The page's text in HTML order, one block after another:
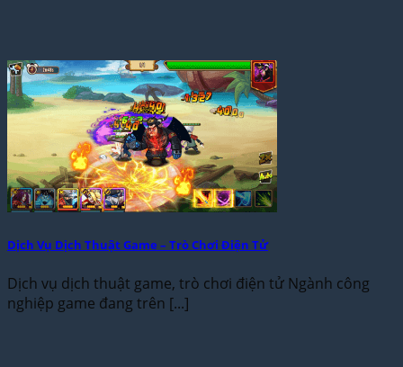
Dịch Vụ Dịch Thuật Game – Trò Chơi Điện Tử
Dịch vụ dịch thuật game, trò chơi điện tử Ngành công
nghiệp game đang trên [...]